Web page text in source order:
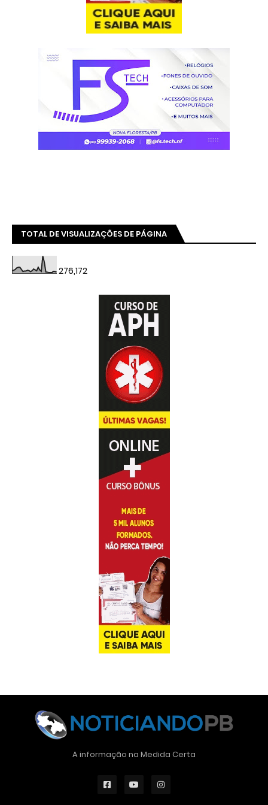
TOTAL DE VISUALIZAÇÕES DE PÁGINA
276,172
A informação na Medida Certa